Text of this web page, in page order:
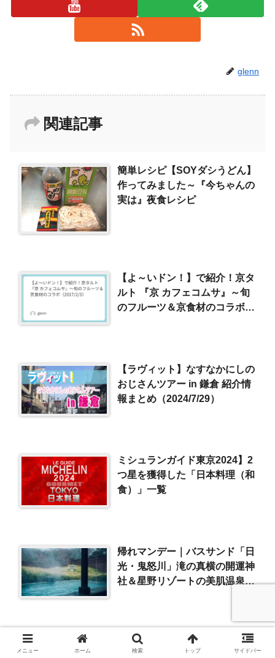
glenn
関連記事
簡単レシピ【SOYダシうどん】
作ってみました～『今ちゃんの
実は』夜食レシピ
【よ～いドン！】で紹介！京タ
ルト 『京 カフェコムサ』～旬
のフルーツ＆京食材のコラボ
【ラヴィット】なすなかにしの
おじさんツアー in 鎌倉 紹介情
報まとめ（2024/7/29）
ミシュランガイド東京2024】2
つ星を獲得した「日本料理（和
食）」一覧
帰れマンデー｜バスサンド「日
光・鬼怒川」滝の真横の開運神
社＆星野リゾートの美肌温泉
メニュー ホーム 検索 トップ サイドバー